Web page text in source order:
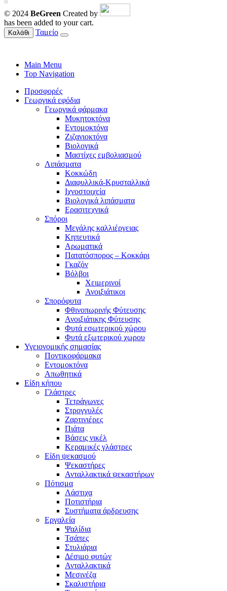
© 2024 BeGreen Created by
has been added to your cart.
Καλάθι Ταμείο
Main Menu
Top Navigation
Προσφορές
Γεωργικά εφόδια
Γεωργικά φάρμακα
Μυκητοκτόνα
Εντομοκτόνα
Ζιζανιοκτόνα
Βιολογικά
Μαστίχες εμβολιασμού
Λιπάσματα
Κοκκώδη
Διαφυλλικά-Κρυσταλλικά
Ιχνοστοιχεία
Βιολογικά λιπάσματα
Ερασιτεχνικά
Σπόροι
Μεγάλης καλλιέργειας
Κηπευτικά
Αρωματικά
Πατατόσπορος – Κοκκάρι
Γκαζόν
Βόλβοι
Χειμερινοί
Ανοιξιάτικοι
Σπορόφυτα
Φθινοπωρινής Φύτευσης
Ανοιξιάτικης Φύτευσης
Φυτά εσωτερικού χώρου
Φυτά εξωτερικού χωρου
Υγειονομικής σημασίας
Ποντικοφάρμακα
Εντομοκτόνα
Απωθητικά
Είδη κήπου
Γλάστρες
Τετράγωνες
Στρογγυλές
Ζαρτινιέρες
Πιάτα
Βάσεις νικέλ
Κεραμικές γλάστρες
Είδη ψεκασμού
Ψεκαστήρες
Ανταλλακτικά ψεκαστήρων
Πότισμα
Λάστιχα
Ποτιστήρια
Συστήματα άρδρευσης
Εργαλεία
Ψαλίδια
Τσάπες
Στυλιάρια
Δέσιμο φυτών
Ανταλλακτικά
Μεσινέζα
Σκαλιστήρια